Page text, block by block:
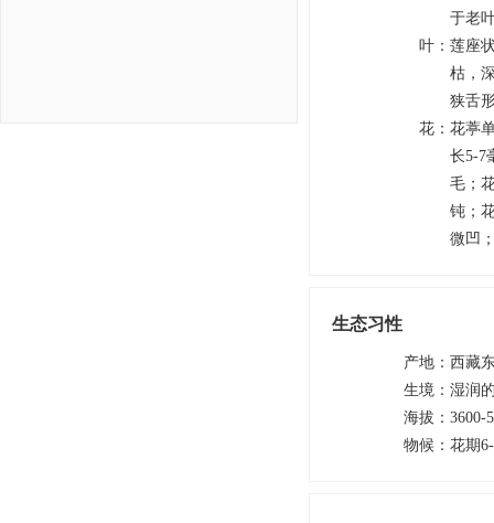
于老
叶 ： 莲座
枯，
狭舌
花 ： 花葶
长5-7
毛；
钝；
微凹
生态习性
产地 ： 西藏
生境 ： 湿润
海拔 ： 3600-
物候 ： 花期